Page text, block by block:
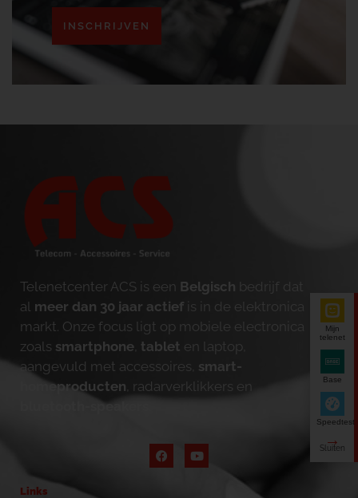
INSCHRIJVEN
Telenetcenter ACS is een Belgisch bedrijf dat
al meer dan 30 jaar actief is in de elektronica
markt. Onze focus ligt op mobiele electronica
zoals smartphone tablet en laptop,
aangevuld met accessoires, smart-
homeproducten , radarverklikkers en
bluetooth-speakers
Links
Mijn
telenet
Base
Speedtest